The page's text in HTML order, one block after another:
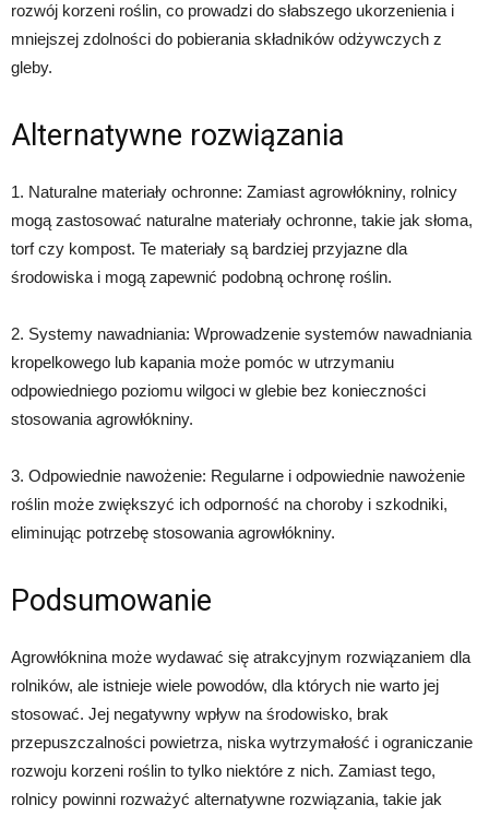
rozwój korzeni roślin, co prowadzi do słabszego ukorzenienia i
mniejszej zdolności do pobierania składników odżywczych z
gleby.
Alternatywne rozwiązania
1. Naturalne materiały ochronne: Zamiast agrowłókniny, rolnicy
mogą zastosować naturalne materiały ochronne, takie jak słoma,
torf czy kompost. Te materiały są bardziej przyjazne dla
środowiska i mogą zapewnić podobną ochronę roślin.
2. Systemy nawadniania: Wprowadzenie systemów nawadniania
kropelkowego lub kapania może pomóc w utrzymaniu
odpowiedniego poziomu wilgoci w glebie bez konieczności
stosowania agrowłókniny.
3. Odpowiednie nawożenie: Regularne i odpowiednie nawożenie
roślin może zwiększyć ich odporność na choroby i szkodniki,
eliminując potrzebę stosowania agrowłókniny.
Podsumowanie
Agrowłóknina może wydawać się atrakcyjnym rozwiązaniem dla
rolników, ale istnieje wiele powodów, dla których nie warto jej
stosować. Jej negatywny wpływ na środowisko, brak
przepuszczalności powietrza, niska wytrzymałość i ograniczanie
rozwoju korzeni roślin to tylko niektóre z nich. Zamiast tego,
rolnicy powinni rozważyć alternatywne rozwiązania, takie jak